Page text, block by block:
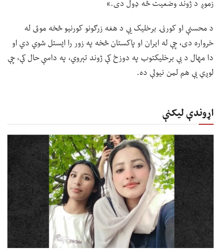
زموږ د ژوند وضعیت څه ډول دی.»
د محسنې او کورنۍ برخلیک یې د هغه زرګونو کورنیو څخه موټی له
خرواره دی، چې له ایران او پاکستان څخه په زور را ایستل شوي دي او
دا مهال د بې برخلیکتوب په دوزخ کې ژوند تېروي، په داسې حال کې، چې
لوږې یې هم لمن نیولې ده.
اړوندې لیکنې